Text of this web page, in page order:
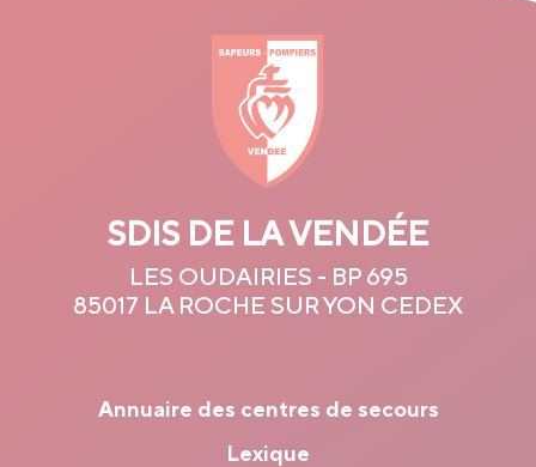
SDIS DE LA VENDÉE
LES OUDAIRIES - BP 695
85017 LA ROCHE SUR YON CEDEX
Annuaire des centres de secours
Lexique